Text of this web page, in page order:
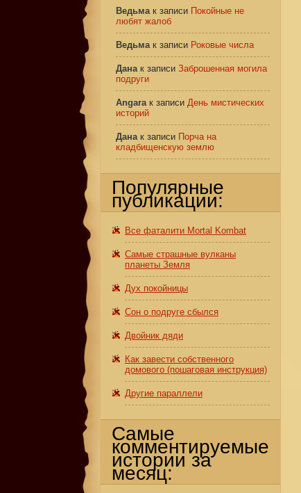
Ведьмак записи Покойные не
любят жалоб
Ведьмак записи Роковые числа
Данак записи Заброшенная могила
подруги
Angaraк записи День мистических
историй
Данак записи Порча на
кладбищенскую землю
Популярные
публикации:
Все фаталити Mortal Kombat
Самые страшные вулканы
планеты Земля
Дух покойницы
Сон о подруге сбылся
Двойник дяди
Как завести собственного
домового (пошаговая инструкция)
Другие параллели
Самые
комментируемые
истории за
месяц: